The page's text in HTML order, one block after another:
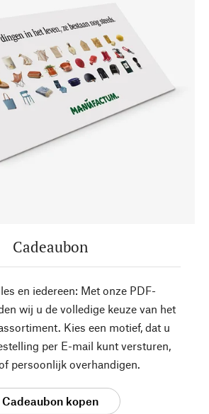
Cadeaubon
en iedereen: Met onze PDF-
wij u de volledige keuze van het
Kies een motief, dat u
per E-mail kunt versturen,
persoonlijk overhandigen.
Cadeaubon kopen